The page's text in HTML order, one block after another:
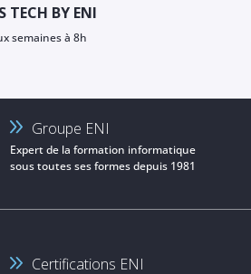
BY ENI
semaines à 8h
Groupe ENI
Expert de la formation informatique
sous toutes ses formes depuis 1981
Certifications ENI